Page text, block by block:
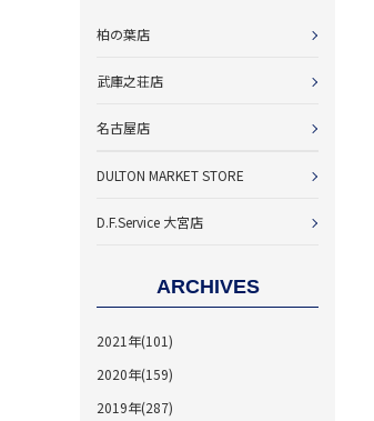
柏の葉店
武庫之荘店
名古屋店
DULTON MARKET STORE
D.F.Service 大宮店
ARCHIVES
2021年(101)
2020年(159)
2019年(287)